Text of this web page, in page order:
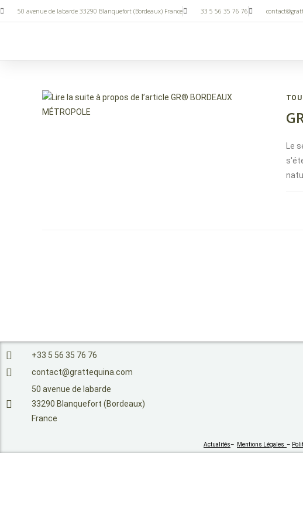
50 avenue de labarde 33290 Blanquefort (Bordeaux) France 33 5 56 35 76 76
Le
+33 5 56 35 76 76
contact@grattequina.com
50 avenue de labarde
33290 Blanquefort (Bordeaux)
France
Actualités– Mentions Légales –